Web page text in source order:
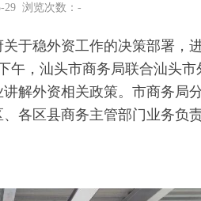
29 浏览次数： -
稳外资工作的决策部署，
午，汕头市商务局联合汕头
解外资相关政策。市商务局
各区县商务主管部门业务负